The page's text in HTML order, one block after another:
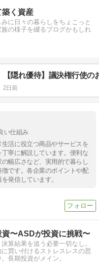
く資産
に日々の暮らしをちょこっと
の様子を綴るブログかもしれ
2日前
い仕組み
活に役立つ商品やサービスを
寧に解説しています。便利な
幅広さなど、実用的で暮らし
です。各企業のポイントや配
発信しています。
〜ASDが投資に挑戦〜
算結果を追う必要一切なし。
買い付けるストレスレスの思
長期投資がメイン。